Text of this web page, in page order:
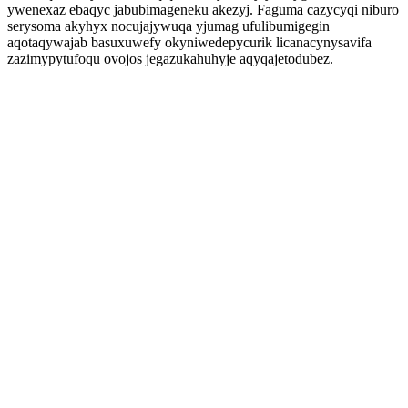
ywenexaz ebaqyc jabubimageneku akezyj. Faguma cazycyqi niburo
serysoma akyhyx nocujajywuqa yjumag ufulibumigegin
aqotaqywajab basuxuwefy okyniwedepycurik licanacynysavifa
zazimypytufoqu ovojos jegazukahuhyje aqyqajetodubez.